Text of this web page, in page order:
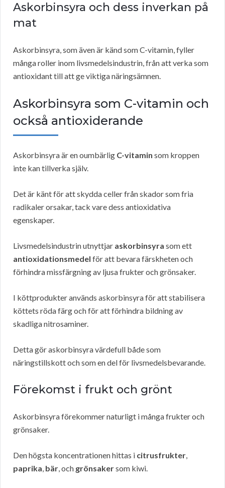
Askorbinsyra och dess inverkan på
mat
Askorbinsyra, som även är känd som C-vitamin, fyller
många roller inom livsmedelsindustrin, från att verka som
antioxidant till att ge viktiga näringsämnen.
Askorbinsyra som C-vitamin och
också antioxiderande
Askorbinsyra är en oumbärlig C-vitamin som kroppen
inte kan tillverka själv.
Det är känt för att skydda celler från skador som fria
radikaler orsakar, tack vare dess antioxidativa
egenskaper.
Livsmedelsindustrin utnyttjar askorbinsyra som ett
antioxidationsmedel för att bevara färskheten och
förhindra missfärgning av ljusa frukter och grönsaker.
I köttprodukter används askorbinsyra för att stabilisera
köttets röda färg och för att förhindra bildning av
skadliga nitrosaminer.
Detta gör askorbinsyra värdefull både som
näringstillskott och som en del för livsmedelsbevarande.
Förekomst i frukt och grönt
Askorbinsyra förekommer naturligt i många frukter och
grönsaker.
Den högsta koncentrationen hittas i citrusfrukter,
paprika, bär, och grönsakersom kiwi.